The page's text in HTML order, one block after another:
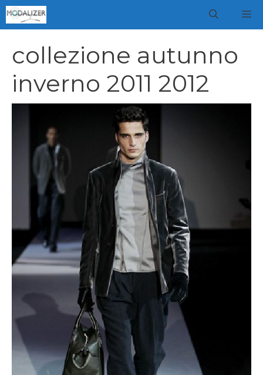
Vai
al
collezione autunno
inverno 2011 2012